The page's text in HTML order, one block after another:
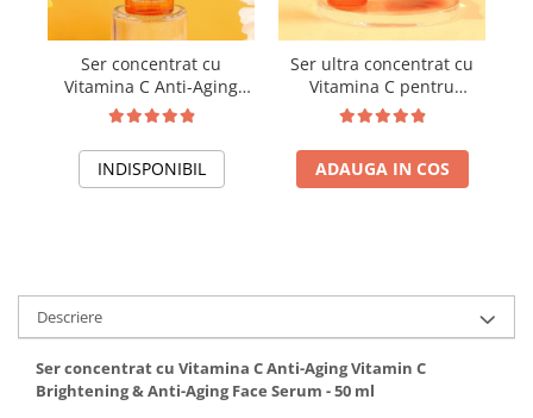
Ser concentrat cu
Vitamina C Anti-Aging
Vitamin C Brightening &
50 ml
INDISPONIBIL
Ser ultra concentrat cu
Vitamina C pentru
conturul ochilor Vitamin
Aging Eye Serum 30 ml
ADAUGA IN COS
Descriere
Ser concentrat cu Vitamina C Anti-Aging Vitamin C
Brightening & Anti-Aging Face Serum - 50 ml